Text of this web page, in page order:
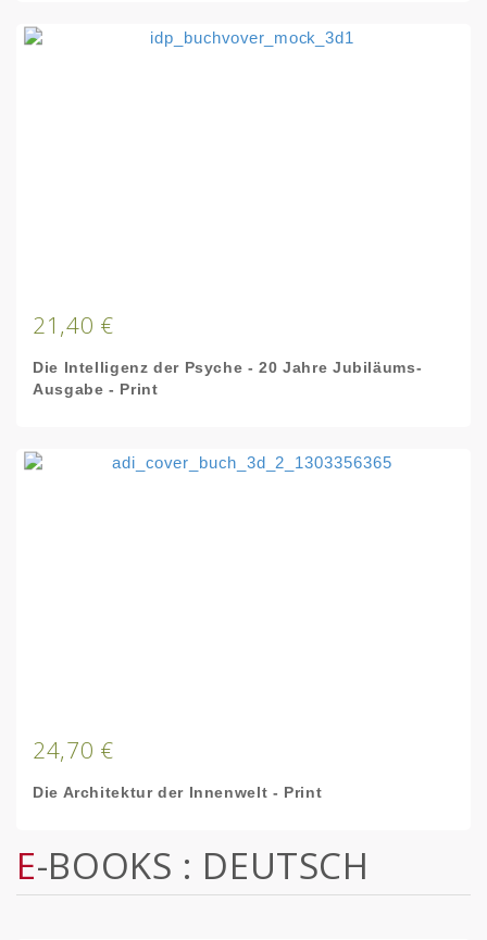
21,40 €
Die Intelligenz der Psyche - 20 Jahre Jubiläums-
Ausgabe - Print
24,70 €
Die Architektur der Innenwelt - Print
E-BOOKS : DEUTSCH